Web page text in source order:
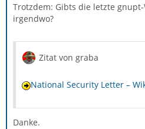
Trotzdem: Gibts die letzte
irgendwo?
Zitat von graba
National Security Letter –
Danke.